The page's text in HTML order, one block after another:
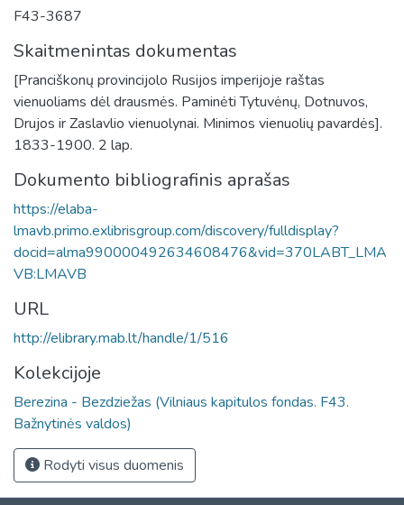
F43-3687
Skaitmenintas dokumentas
[Pranciškonų provincijolo Rusijos imperijoje raštas
vienuoliams dėl drausmės. Paminėti Tytuvėnų, Dotnuvos,
Drujos ir Zaslavlio vienuolynai. Minimos vienuolių pavardės].
1833-1900. 2 lap.
Dokumento bibliografinis aprašas
https://elaba-
lmavb.primo.exlibrisgroup.com/discovery/fulldisplay?
docid=alma990000492634608476&vid=370LABT_LMA
VB:LMAVB
URL
http://elibrary.mab.lt/handle/1/516
Kolekcijoje
Berezina - Bezdziežas (Vilniaus kapitulos fondas. F43.
Bažnytinės valdos)
Rodyti visus duomenis